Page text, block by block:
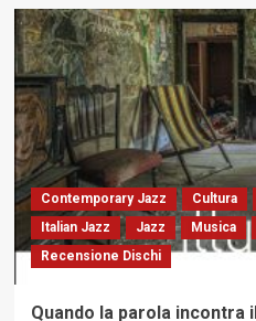
Contemporary Jazz Cultura
Italian Jazz
Jazz Musica
Recensione Dischi
Quando la parola incontra